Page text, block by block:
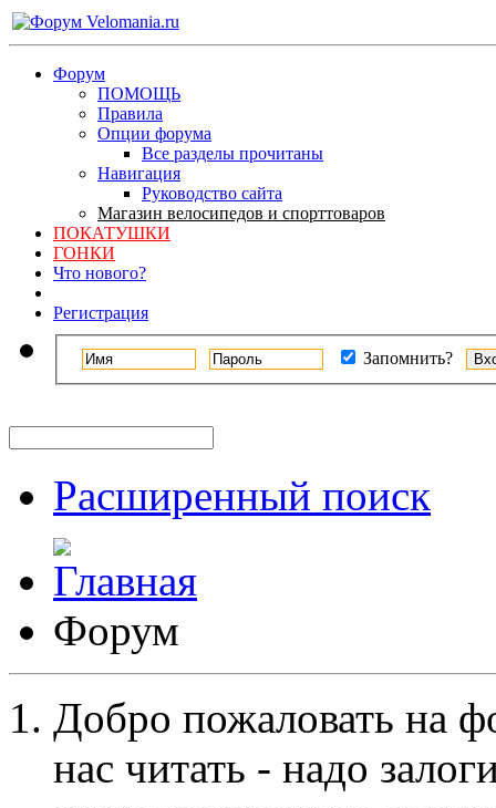
Форум
ПОМОЩЬ
Правила
Опции форума
Все разделы прочитаны
Навигация
Руководство сайта
Магазин велосипедов и спорттоваров
ПОКАТУШКИ
ГОНКИ
Что нового?
Регистрация
Запомнить?
Расширенный поиск
Форум
Добро пожаловать на
нас читать - надо